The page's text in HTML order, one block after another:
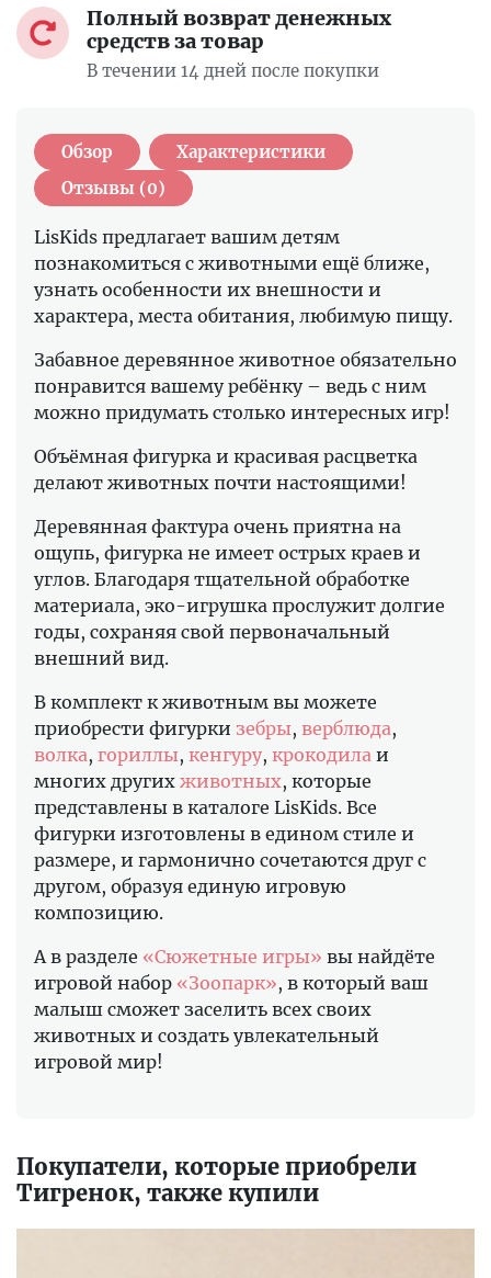
Полный возврат денежных
средств за товар
В течении 14 дней после покупки
Обзор
Характеристики
Отзывы (0)
LisKids предлагает вашим детям
познакомиться с животными ещё ближе,
узнать особенности их внешности и
характера, места обитания, любимую пищу.
Забавное деревянное животное обязательно
понравится вашему ребёнку – ведь с ним
можно придумать столько интересных игр!
Объёмная фигурка и красивая расцветка
делают животных почти настоящими!
Деревянная фактура очень приятна на
ощупь, фигурка не имеет острых краев и
углов. Благодаря тщательной обработке
материала, эко-игрушка прослужит долгие
годы, сохраняя свой первоначальный
внешний вид.
В комплект к животным вы можете
приобрести фигурки зебры, верблюда,
волка, гориллы, кенгуру, крокодила и
многих других животных, которые
представлены в каталоге LisKids. Все
фигурки изготовлены в едином стиле и
размере, и гармонично сочетаются друг с
другом, образуя единую игровую
композицию.
А в разделе «Сюжетные игры» вы найдёте
игровой набор «Зоопарк», в который ваш
малыш сможет заселить всех своих
животных и создать увлекательный
игровой мир!
Покупатели, которые приобрели
Тигренок, также купили